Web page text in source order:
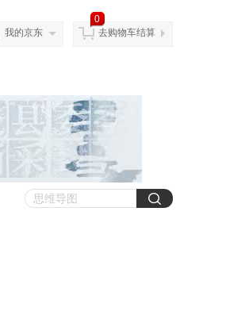
我的京东
0
去购物车结算